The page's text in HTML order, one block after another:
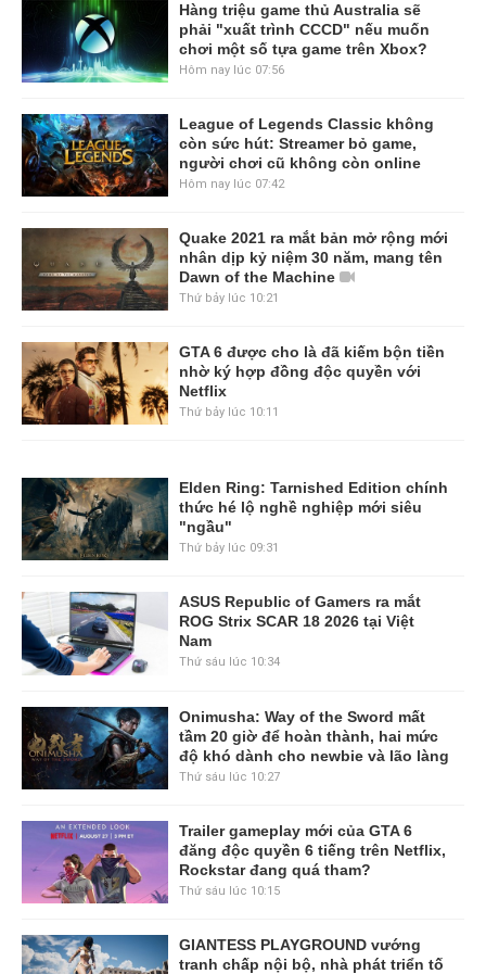
Hàng triệu game thủ Australia sẽ
phải "xuất trình CCCD" nếu muốn
chơi một số tựa game trên Xbox?
Hôm nay lúc 07:56
League of Legends Classic không
còn sức hút: Streamer bỏ game,
người chơi cũ không còn online
Hôm nay lúc 07:42
Quake 2021 ra mắt bản mở rộng mới
nhân dịp kỷ niệm 30 năm, mang tên
Dawn of the Machine
Thứ bảy lúc 10:21
GTA 6 được cho là đã kiếm bộn tiền
nhờ ký hợp đồng độc quyền với
Netflix
Thứ bảy lúc 10:11
Elden Ring: Tarnished Edition chính
thức hé lộ nghề nghiệp mới siêu
"ngầu"
Thứ bảy lúc 09:31
ASUS Republic of Gamers ra mắt
ROG Strix SCAR 18 2026 tại Việt
Nam
Thứ sáu lúc 10:34
Onimusha: Way of the Sword mất
tầm 20 giờ để hoàn thành, hai mức
độ khó dành cho newbie và lão làng
Thứ sáu lúc 10:27
Trailer gameplay mới của GTA 6
đăng độc quyền 6 tiếng trên Netflix,
Rockstar đang quá tham?
Thứ sáu lúc 10:15
GIANTESS PLAYGROUND vướng
tranh chấp nội bộ, nhà phát triển tố